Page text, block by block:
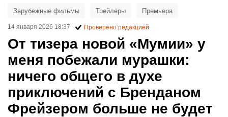
От тизера новой «Мумии» у
меня побежали мурашки:
ничего общего в духе
приключений с Бренданом
Фрейзером больше не будет
Зарубежные фильмы Трейлеры Премьера
14 января 2026 18:37 Проверено редакцией